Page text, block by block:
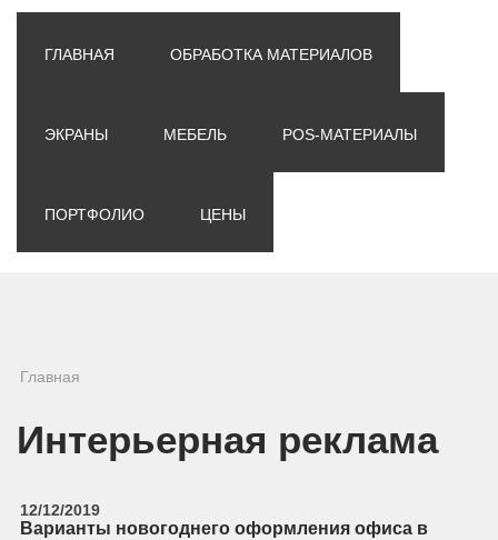
ГЛАВНАЯ ОБРАБОТКА МАТЕРИАЛОВ
ЭКРАНЫ МЕБЕЛЬ POS-МАТЕРИАЛЫ
ПОРТФОЛИО ЦЕНЫ
Вы здесь
Главная
Интерьерная реклама
12/12/2019
Варианты новогоднего оформления офиса в